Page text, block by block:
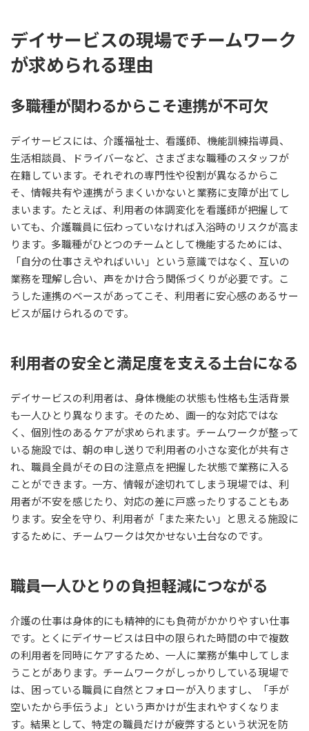
デイサービスの現場でチームワーク
が求められる理由
多職種が関わるからこそ連携が不可欠
デイサービスには、介護福祉士、看護師、機能訓練指導員、
生活相談員、ドライバーなど、さまざまな職種のスタッフが
在籍しています。それぞれの専門性や役割が異なるからこ
そ、情報共有や連携がうまくいかないと業務に支障が出てし
まいます。たとえば、利用者の体調変化を看護師が把握して
いても、介護職員に伝わっていなければ入浴時のリスクが高ま
ります。多職種がひとつのチームとして機能するためには、
「自分の仕事さえやればいい」という意識ではなく、互いの
業務を理解し合い、声をかけ合う関係づくりが必要です。こ
うした連携のベースがあってこそ、利用者に安心感のあるサー
ビスが届けられるのです。
利用者の安全と満足度を支える土台になる
デイサービスの利用者は、身体機能の状態も性格も生活背景
も一人ひとり異なります。そのため、画一的な対応ではな
く、個別性のあるケアが求められます。チームワークが整って
いる施設では、朝の申し送りで利用者の小さな変化が共有さ
れ、職員全員がその日の注意点を把握した状態で業務に入る
ことができます。一方、情報が途切れてしまう現場では、利
用者が不安を感じたり、対応の差に戸惑ったりすることもあ
ります。安全を守り、利用者が「また来たい」と思える施設に
するために、チームワークは欠かせない土台なのです。
職員一人ひとりの負担軽減につながる
介護の仕事は身体的にも精神的にも負荷がかかりやすい仕事
です。とくにデイサービスは日中の限られた時間の中で複数
の利用者を同時にケアするため、一人に業務が集中してしま
うことがあります。チームワークがしっかりしている現場で
は、困っている職員に自然とフォローが入りますし、「手が
空いたから手伝うよ」という声かけが生まれやすくなりま
す。結果として、特定の職員だけが疲弊するという状況を防